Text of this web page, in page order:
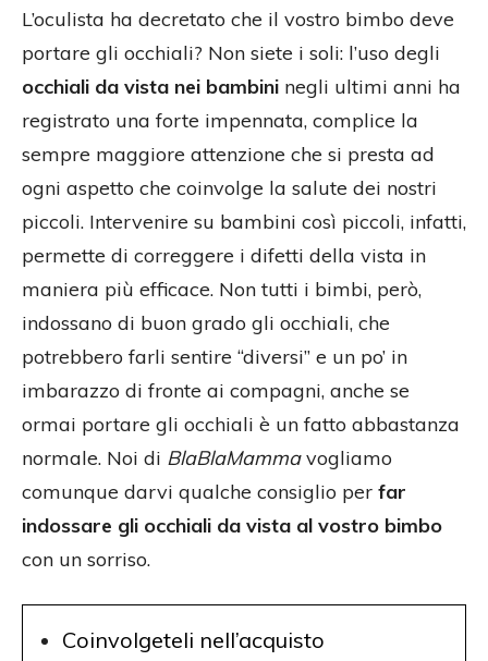
L’oculista ha decretato che il vostro bimbo deve
portare gli occhiali? Non siete i soli: l’uso degli
occhiali da vista nei bambini negli ultimi anni ha
registrato una forte impennata, complice la
sempre maggiore attenzione che si presta ad
ogni aspetto che coinvolge la salute dei nostri
piccoli. Intervenire su bambini così piccoli, infatti,
permette di correggere i difetti della vista in
maniera più efficace. Non tutti i bimbi, però,
indossano di buon grado gli occhiali, che
potrebbero farli sentire “diversi” e un po’ in
imbarazzo di fronte ai compagni, anche se
ormai portare gli occhiali è un fatto abbastanza
normale. Noi di BlaBlaMammavogliamo
comunque darvi qualche consiglio per far
indossare gli occhiali da vista al vostro bimbo
con un sorriso.
Coinvolgeteli nell’acquisto